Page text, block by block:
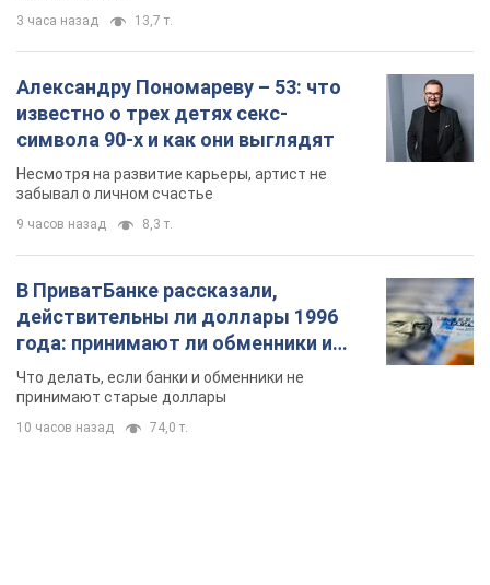
3 часа назад 13,7 т.
Александру Пономареву – 53: что
известно о трех детях секс-
символа 90-х и как они выглядят
Несмотря на развитие карьеры, артист не
забывал о личном счастье
9 часов назад 8,3 т.
В ПриватБанке рассказали,
действительны ли доллары 1996
года: принимают ли обменники и
банки такие купюры
Что делать, если банки и обменники не
принимают старые доллары
10 часов назад 74,0 т.